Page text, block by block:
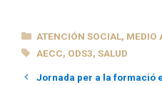
CATEGORÍAS
ATENCIÓN SOCIAL, MEDIO
ETIQUETAS
AECC, ODS3,SALUD
Jornada per a la formació